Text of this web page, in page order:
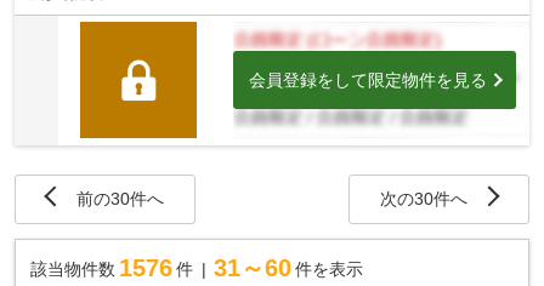
会員登録をして限定物件を見る
前の30件へ 次の30件へ
該当物件数 1576件 31～60 件を表示